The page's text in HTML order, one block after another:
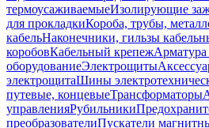
термоусаживаемыеИзолирующие
для прокладкиКороба, трубы,
кабельНаконечники, гильзы
коробовКабельный крепеж
оборудованиеЭлектрощиты
электрощитаШины
путевые, концевыеТрансформаторы
управленияРубильники
преобразователиПускатели